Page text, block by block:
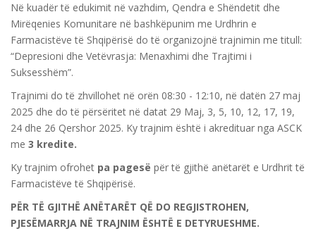
Në kuadër të edukimit në vazhdim, Qendra e Shëndetit dhe
Mirëqenies Komunitare në bashkëpunim me Urdhrin e
Farmacistëve të Shqipërisë do të organizojnë trajnimin me titull:
“Depresioni dhe Vetëvrasja: Menaxhimi dhe Trajtimi i
Suksesshëm”.
Trajnimi do të zhvillohet në orën 08:30 - 12:10, në datën 27 maj
2025 dhe do të përsëritet në datat 29 Maj, 3, 5, 10, 12, 17, 19,
24 dhe 26 Qershor 2025. Ky trajnim është i akredituar nga ASCK
me 3 kredite.
Ky trajnim ofrohet pa pagesë për të gjithë anëtarët e Urdhrit të
Farmacistëve të Shqipërisë.
PËR TË GJITHË ANËTARËT QË DO REGJISTROHEN,
PJESËMARRJA NË TRAJNIM ËSHTË E DETYRUESHME.